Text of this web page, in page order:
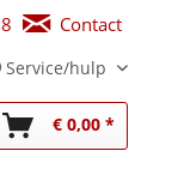
Contact
Service/hulp
€ 0,00 *